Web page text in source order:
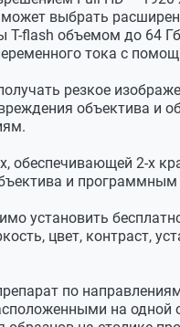
выбрать
T-flash объемом до 64
тока с
резкое
объектива и
2-х
и
установить
цвет, контраст,
по
на одной